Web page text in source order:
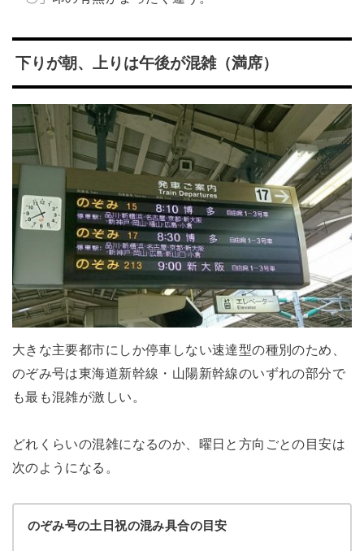
下りが朝、上りは午後が混雑（満席）
大きな主要都市にしか停車しない速達型の種別のため、
のぞみ号は東海道新幹線・山陽新幹線のいずれの部分で
も最も混雑が激しい。
どれくらいの混雑になるのか、曜日と方向ごとの目安は
次のようになる。
のぞみ号の土日祝の混み具合の目安